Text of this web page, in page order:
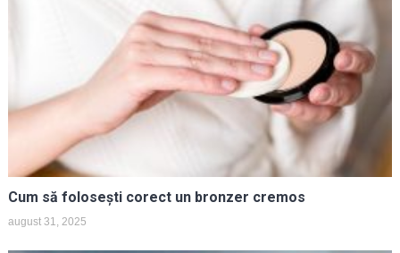
Cum să folosești corect un bronzer cremos
august 31, 2025